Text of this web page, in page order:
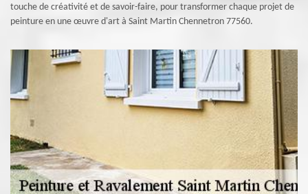
touche de créativité et de savoir-faire, pour transformer chaque projet de
peinture en une œuvre d'art à Saint Martin Chennetron 77560.